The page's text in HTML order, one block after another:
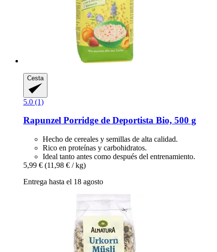
Cesta
5.0 (1)
Rapunzel Porridge de Deportista Bio, 500 g
Hecho de cereales y semillas de alta calidad.
Rico en proteínas y carbohidratos.
Ideal tanto antes como después del entrenamiento.
5,99 € (11,98 € / kg)
Entrega hasta el 18 agosto